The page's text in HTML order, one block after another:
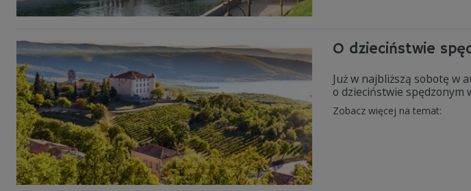
O dzieciństwie
Już w najbliższą sobotę w
o dzieciństwie spędzonym
Zobacz więcej na temat: